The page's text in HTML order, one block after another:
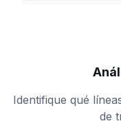
Identifique qué
de